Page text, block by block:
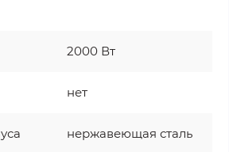
2000 Вт
нет
нержавеющая сталь